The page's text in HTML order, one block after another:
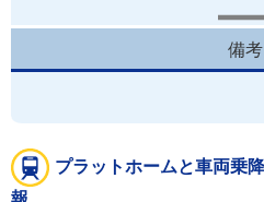
備考
プラットホームと車両乗
報